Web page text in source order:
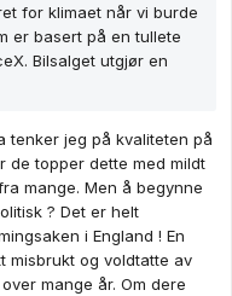
for klimaet når vi burde
er basert på en tullete
Bilsalget utgjør en
tenker jeg på kvaliteten på
de topper dette med mildt
mange. Men å begynne
? Det er helt
i England ! En
misbrukt og voldtatte av
mange år. Om dere